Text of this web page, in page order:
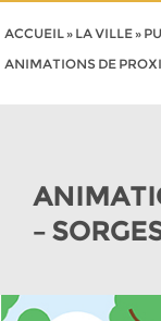
ACCUEIL» LA VILLE»
ANIMATIONS DE
–